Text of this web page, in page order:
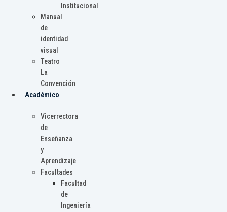
Institucional
Manual
de
identidad
visual
Teatro
La
Convención
Académico
Vicerrectora
de
Enseñanza
y
Aprendizaje
Facultades
Facultad
de
Ingeniería